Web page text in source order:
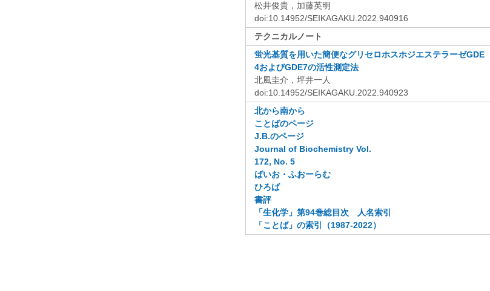
松井俊貴，加藤英明
doi:10.14952/SEIKAGAKU.2022.940916
テクニカルノート
蛍光基質を用いた簡便なグリセロホスホジエステラーゼGDE
4およびGDE7の活性測定法
北風圭介，坪井一人
doi:10.14952/SEIKAGAKU.2022.940923
北から南から
ことばのページ
J.B.のページ
Journal of Biochemistry Vol.
172, No. 5
ばいお・ふおーらむ
ひろば
書評
「生化学」第94巻総目次 人名索引
「ことば」の索引（1987-2022）